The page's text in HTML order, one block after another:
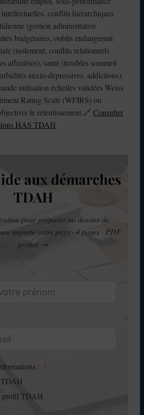
intellectuelles, conflits hiérarchiques
(gestion administrative
budgétaires, oublis endangerant
(isolement, conflits relationnels
affectives), santé (troubles sommeil
anxio-dépressives, addictions).
utilisation échelles validées Weiss
Rating Scale (WFIRS) ou
le retentissement.🔗 Consulter
HAS TDAH
aux démarches
TDAH
pour préparer un dossier de
importe votre pays · 4 pages · PDF
gratuit →
Je cherche des informations :
profil TDAH